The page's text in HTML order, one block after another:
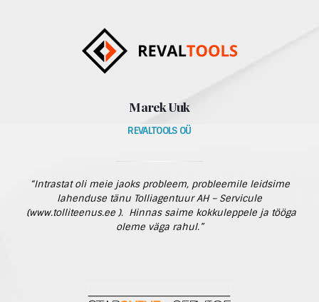
Marek Uuk
REVALTOOLS OÜ
“Intrastat oli meie jaoks probleem, probleemile leidsime
lahenduse tänu Tolliagentuur AH – Servicule
(www.tolliteenus.ee ). Hinnas saime kokkuleppele ja tööga
oleme väga rahul.”